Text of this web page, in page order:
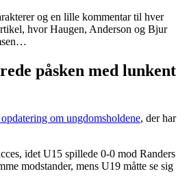
og en lille kommentar til hver
hvor Haugen, Anderson og Bjur
påsken med lunkent
om ungdomsholdene, der har
idet U15 spillede 0-0 mod Randers
modstander, mens U19 måtte se sig